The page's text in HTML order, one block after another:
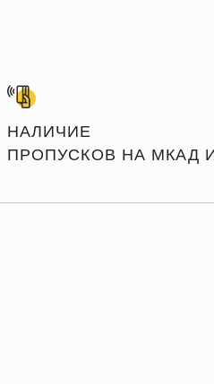
НАЛИЧИЕ
ПРОПУСКОВ НА МКАД